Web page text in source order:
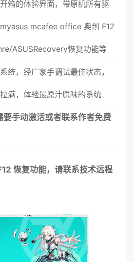
箱的体验界面，带原机所有驱
mcafee office 奥创 F12
ASUSRecovery恢复功能等
系统，经厂家手调试最佳状态，
满，体验最原汁原味的系统
要手动激活或者联系作者免费
恢复功能，请联系技术远程